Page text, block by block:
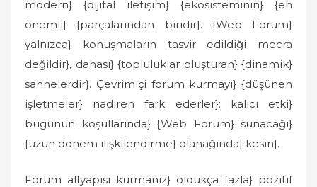
modern} {dijital iletişim} {ekosisteminin} {en
önemli} {parçalarından biridir}. {Web Forum}
yalnızca} konuşmaların tasvir edildiği mecra
değildir}, dahası} {topluluklar oluşturan} {dinamik}
sahnelerdir}. Çevrimiçi forum kurmayı} {düşünen
işletmeler} nadiren fark ederler}: kalıcı etki}
bugünün koşullarında} {Web Forum} sunacağı}
{uzun dönem ilişkilendirme} olanağında} kesin}.
Forum altyapısı kurmanız} oldukça fazla} pozitif